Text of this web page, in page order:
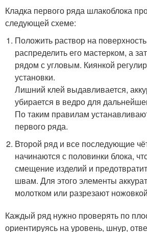
Кладка первого ряда шлакоблока
следующей схеме:
Положить раствор на
распределить его мастерком, а
рядом с угловым. Киянкой
установки.
Лишний клей выдавливается,
убирается в ведро для
По таким правилам
первого ряда.
Второй ряд и все последующие
начинаются с половинки блока,
смещение изделий и
швам. Для этого элементы
молотком или разрезают
Каждый ряд нужно проверять по
ориентируясь на уровень, шнур,